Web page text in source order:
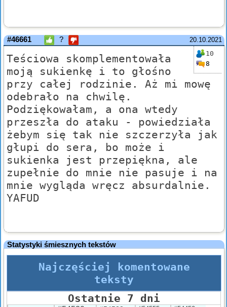
20.10.2021
#46661 ?
10
8
Teściowa skomplementowała
moją sukienkę i to głośno
przy całej rodzinie. Aż mi mowę
odebrało na chwilę.
Podziękowałam, a ona wtedy
przeszła do ataku - powiedziała
żebym się tak nie szczerzyła jak
głupi do sera, bo może i
sukienka jest przepiękna, ale
zupełnie do mnie nie pasuje i na
mnie wygląda wręcz absurdalnie.
YAFUD
Statystyki śmiesznych tekstów
Najczęściej komentowane
teksty
Ostatnie 7 dni